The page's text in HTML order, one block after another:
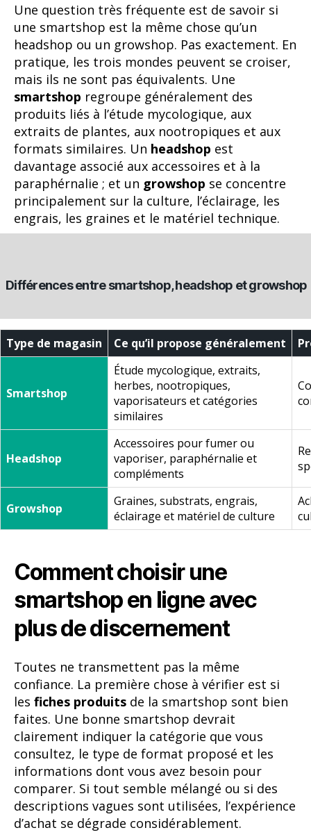
Une question très fréquente est de savoir si
une smartshop est la même chose qu’un
headshop ou un growshop. Pas exactement. En
pratique, les trois mondes peuvent se croiser,
mais ils ne sont pas équivalents. Une
smartshop regroupe généralement des
produits liés à l’étude mycologique, aux
extraits de plantes, aux nootropiques et aux
formats similaires. Un headshop est
davantage associé aux accessoires et à la
paraphérnalie ; et un growshop se concentre
principalement sur la culture, l’éclairage, les
engrais, les graines et le matériel technique.
Différences entre smartshop, headshop et growshop
Type de magasin Ce qu’il propose généralement
Smartshop
Étude mycologique, extraits,
herbes, nootropiques,
vaporisateurs et catégories
similaires
Headshop
Accessoires pour fumer ou
vaporiser, paraphérnalie et
compléments
Growshop
Graines, substrats, engrais,
éclairage et matériel de culture
Comment choisir une
smartshop en ligne avec
plus de discernement
Toutes ne transmettent pas la même
confiance. La première chose à vérifier est si
les fiches produits de la smartshop sont bien
faites. Une bonne smartshop devrait
clairement indiquer la catégorie que vous
consultez, le type de format proposé et les
informations dont vous avez besoin pour
comparer. Si tout semble mélangé ou si des
descriptions vagues sont utilisées, l’expérience
d’achat se dégrade considérablement.